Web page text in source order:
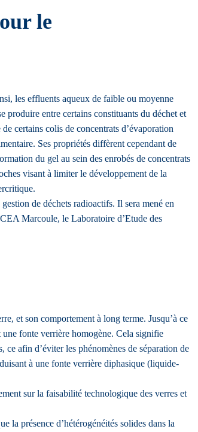
le
les effluents aqueux de faible ou moyenne
produire entre certains constituants du déchet et
certains colis de concentrats d’évaporation
Ses propriétés diffèrent cependant de
du gel au sein des enrobés de concentrats
visant à limiter le développement de la
de déchets radioactifs. Il sera mené en
Marcoule, le Laboratoire d’Etude des
et son comportement à long terme. Jusqu’à ce
fonte verrière homogène. Cela signifie
ce afin d’éviter les phénomènes de séparation de
à une fonte verrière diphasique (liquide-
sur la faisabilité technologique des verres et
la présence d’hétérogénéités solides dans la